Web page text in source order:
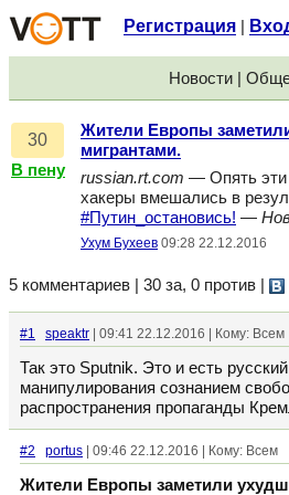
Регистрация
Новости |
30
В пену
Жители Европы
мигрантами.
russian.rt.com — Опять эти
хакеры вмешались в
#Путин_остановись! —
Ухум Бухеев 09:28 22.12.2016
5 комментариев | 30 за, 0 против
#1 speaktr | 09:41 22.12.2016 | Кому: Всем
Так это Sputnik. Это и есть
манипулирования сознанием
распространения пропаганды
#2 portus | 09:46 22.12.2016 | Кому: Всем
Жители Европы заметили